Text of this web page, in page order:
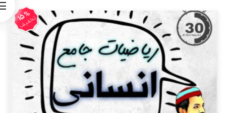
15%
تخفیف